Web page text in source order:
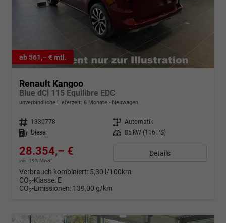
ab 561,– € mtl.
Renault Kangoo
Blue dCi 115 Equilibre EDC
unverbindliche Lieferzeit: 6 Monate Neuwagen
Fahrzeugnr. 1330778 Getriebe Automatik
Kraftstoff
Diesel Leistung 85 kW (116 PS)
28.354,– €
incl. 19% MwSt.
Details
Verbrauch kombiniert: 5,30 l/100km
CO2-Klasse: E
CO2-Emissionen: 139,00 g/km